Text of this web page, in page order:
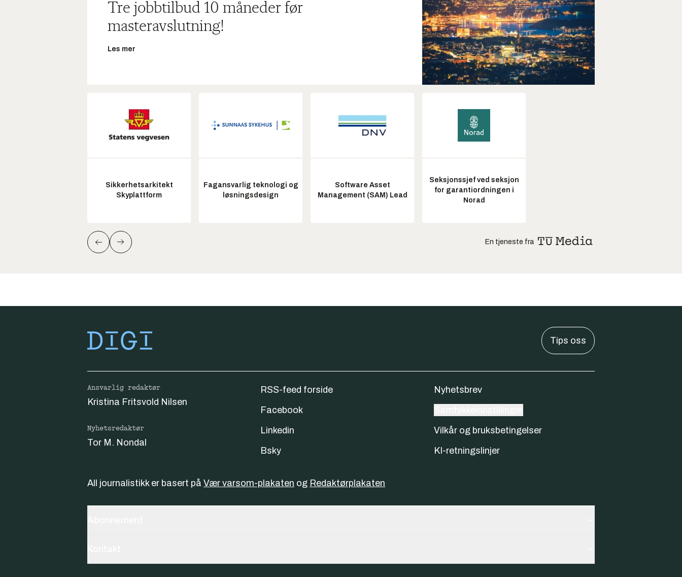
Tre jobbtilbud 10 måneder før
masteravslutning!
Les mer
Sikkerhetsarkitekt
Skyplattform
Fagansvarlig teknologi og
løsningsdesign
Software Asset
Management (SAM) Lead
Seksjonssjef ved seksjon
for garantiordningen i
Norad
En tjeneste fra
Tips oss
Ansvarlig redaktør
Kristina Fritsvold Nilsen
Nyhetsredaktør
Tor M. Nondal
RSS-feed forside
Facebook
Linkedin
Bsky
Nyhetsbrev
Vilkår og bruksbetingelser
KI-retningslinjer
All journalistikk er basert på Vær varsom-plakaten og Redaktørplakaten